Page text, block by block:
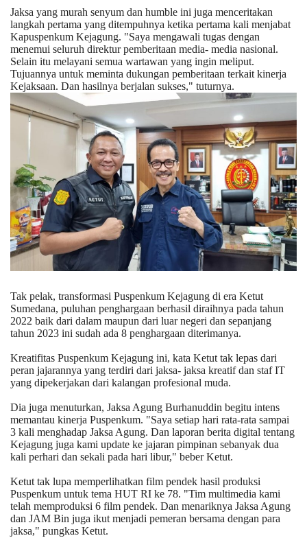
Jaksa yang murah senyum dan humble ini juga menceritakan
langkah pertama yang ditempuhnya ketika pertama kali menjabat
Kapuspenkum Kejagung. "Saya mengawali tugas dengan
menemui seluruh direktur pemberitaan media- media nasional.
Selain itu melayani semua wartawan yang ingin meliput.
Tujuannya untuk meminta dukungan pemberitaan terkait kinerja
Kejaksaan. Dan hasilnya berjalan sukses," tuturnya.
Tak pelak, transformasi Puspenkum Kejagung di era Ketut
Sumedana, puluhan penghargaan berhasil diraihnya pada tahun
2022 baik dari dalam maupun dari luar negeri dan sepanjang
tahun 2023 ini sudah ada 8 penghargaan diterimanya.
Kreatifitas Puspenkum Kejagung ini, kata Ketut tak lepas dari
peran jajarannya yang terdiri dari jaksa- jaksa kreatif dan staf IT
yang dipekerjakan dari kalangan profesional muda.
Dia juga menuturkan, Jaksa Agung Burhanuddin begitu intens
memantau kinerja Puspenkum. "Saya setiap hari rata-rata sampai
3 kali menghadap Jaksa Agung. Dan laporan berita digital tentang
Kejagung juga kami update ke jajaran pimpinan sebanyak dua
kali perhari dan sekali pada hari libur," beber Ketut.
Ketut tak lupa memperlihatkan film pendek hasil produksi
Puspenkum untuk tema HUT RI ke 78. "Tim multimedia kami
telah memproduksi 6 film pendek. Dan menariknya Jaksa Agung
dan JAM Bin juga ikut menjadi pemeran bersama dengan para
jaksa," pungkas Ketut.